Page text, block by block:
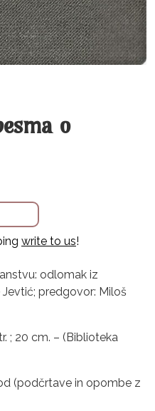
o
write to us!
odlomak iz
Jevtić; predgovor: Miloš
; 20 cm. – (Biblioteka
(podčrtave in opombe z